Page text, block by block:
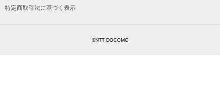
特定商取引法に基づく表示
©NTT DOCOMO